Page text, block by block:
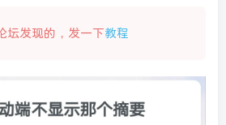
坛发现的，发一下教程